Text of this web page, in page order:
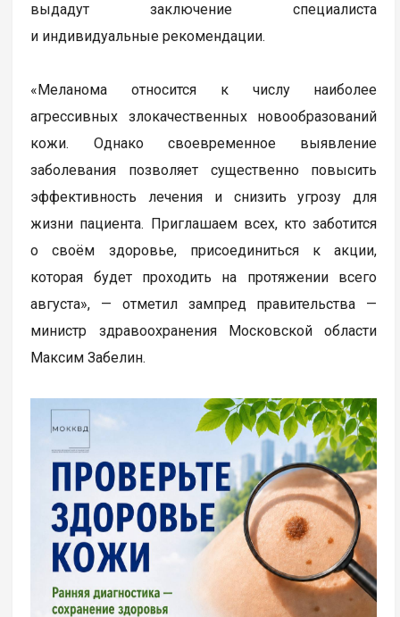
выдадут заключение специалиста
и индивидуальные рекомендации.
«Меланома относится к числу наиболее
агрессивных злокачественных новообразований
кожи. Однако своевременное выявление
заболевания позволяет существенно повысить
эффективность лечения и снизить угрозу для
жизни пациента. Приглашаем всех, кто заботится
о своём здоровье, присоединиться к акции,
которая будет проходить на протяжении всего
августа», — отметил зампред правительства —
министр здравоохранения Московской области
Максим Забелин.